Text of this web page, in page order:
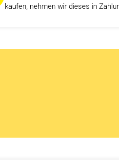
kaufen, nehmen wir dieses in